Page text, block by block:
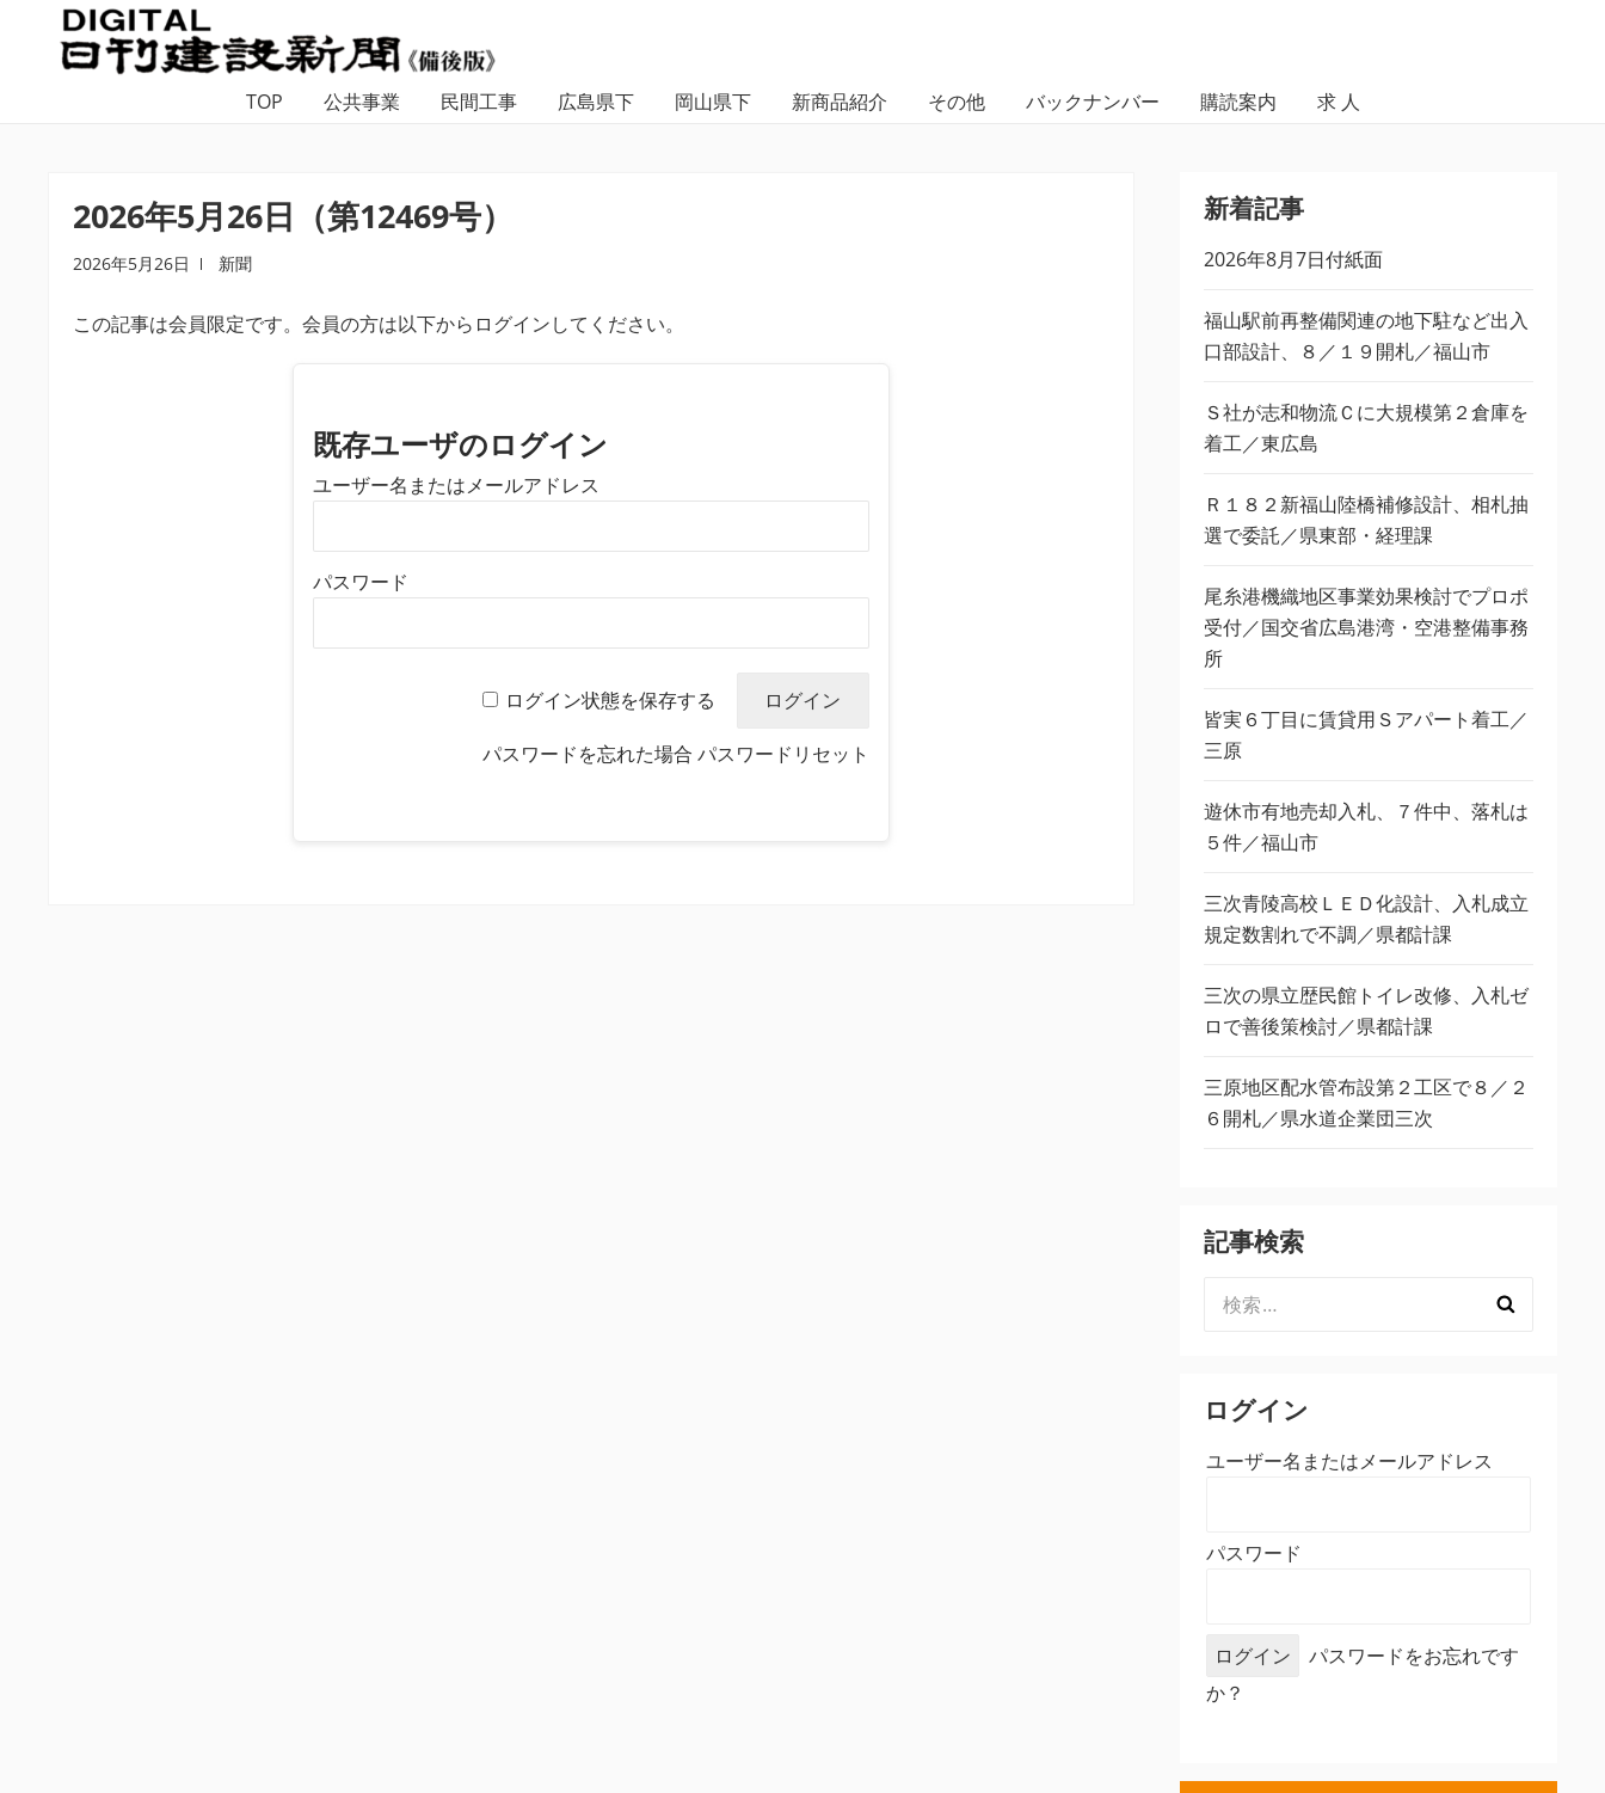
ナ
ビ
ゲ
コ
ン
テ
TOP 公共事業 民間工事 広島県下 岡山県下 新商品紹介 その他 バックナンバー 購読案内 求 人
2026年5月26日（第12469号）
2026年5月26日 新聞
この記事は会員限定です。会員の方は以下からログインしてください。
既存ユーザのログイン
ユーザー名またはメールアドレス
パスワード
ログイン状態を保存する
パスワードを忘れた場合パスワードリセット
新着記事
2026年8月7日付紙面
福山駅前再整備関連の地下駐など出入
口部設計、８／１９開札／福山市
Ｓ社が志和物流Ｃに大規模第２倉庫を
着工／東広島
Ｒ１８２新福山陸橋補修設計、相札抽
選で委託／県東部・経理課
尾糸港機織地区事業効果検討でプロポ
受付／国交省広島港湾・空港整備事務
所
皆実６丁目に賃貸用Ｓアパート着工／
三原
遊休市有地売却入札、７件中、落札は
５件／福山市
三次青陵高校ＬＥＤ化設計、入札成立
規定数割れで不調／県都計課
三次の県立歴民館トイレ改修、入札ゼ
ロで善後策検討／県都計課
三原地区配水管布設第２工区で８／２
６開札／県水道企業団三次
記事検索
索:
ログイン
ユーザー名またはメールアドレス
パスワード
パスワードをお忘れです
か？